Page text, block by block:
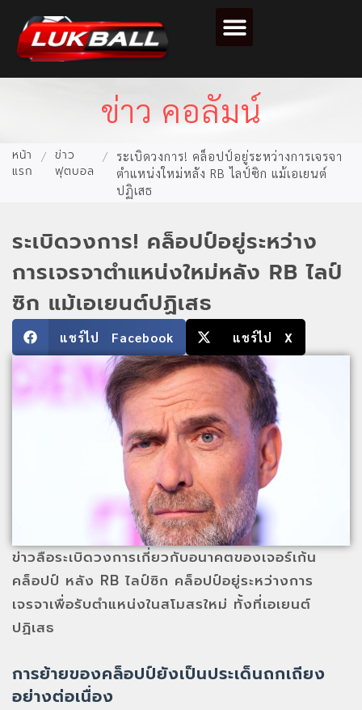
ข่าว คอลัมน์
หน้า
แรก
/ ข่าว
ฟุตบอล
/
ระเบิดวงการ! คล็อปป์อยู่ระหว่างการเจรจา
ตำแหน่งใหม่หลัง RB ไลป์ซิก แม้เอเยนต์
ปฏิเสธ
ระเบิดวงการ! คล็อปป์อยู่ระหว่าง
การเจรจาตำแหน่งใหม่หลัง RB ไลป์
ซิก แม้เอเยนต์ปฏิเสธ
แชร์ไป Facebook แชร์ไป X
ข่าวลือระเบิดวงการเกี่ยวกับอนาคตของเจอร์เก้น
คล็อปป์ หลัง RB ไลป์ซิก คล็อปป์อยู่ระหว่างการ
เจรจาเพื่อรับตำแหน่งในสโมสรใหม่ ทั้งที่เอเยนต์
ปฏิเสธ
การย้ายของคล็อปป์ยังเป็นประเด็นถกเถียง
อย่างต่อเนื่อง